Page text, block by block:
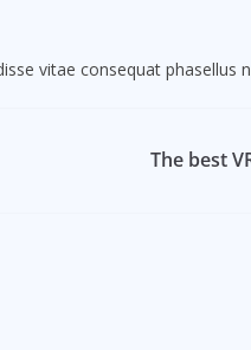
vitae consequat
The best